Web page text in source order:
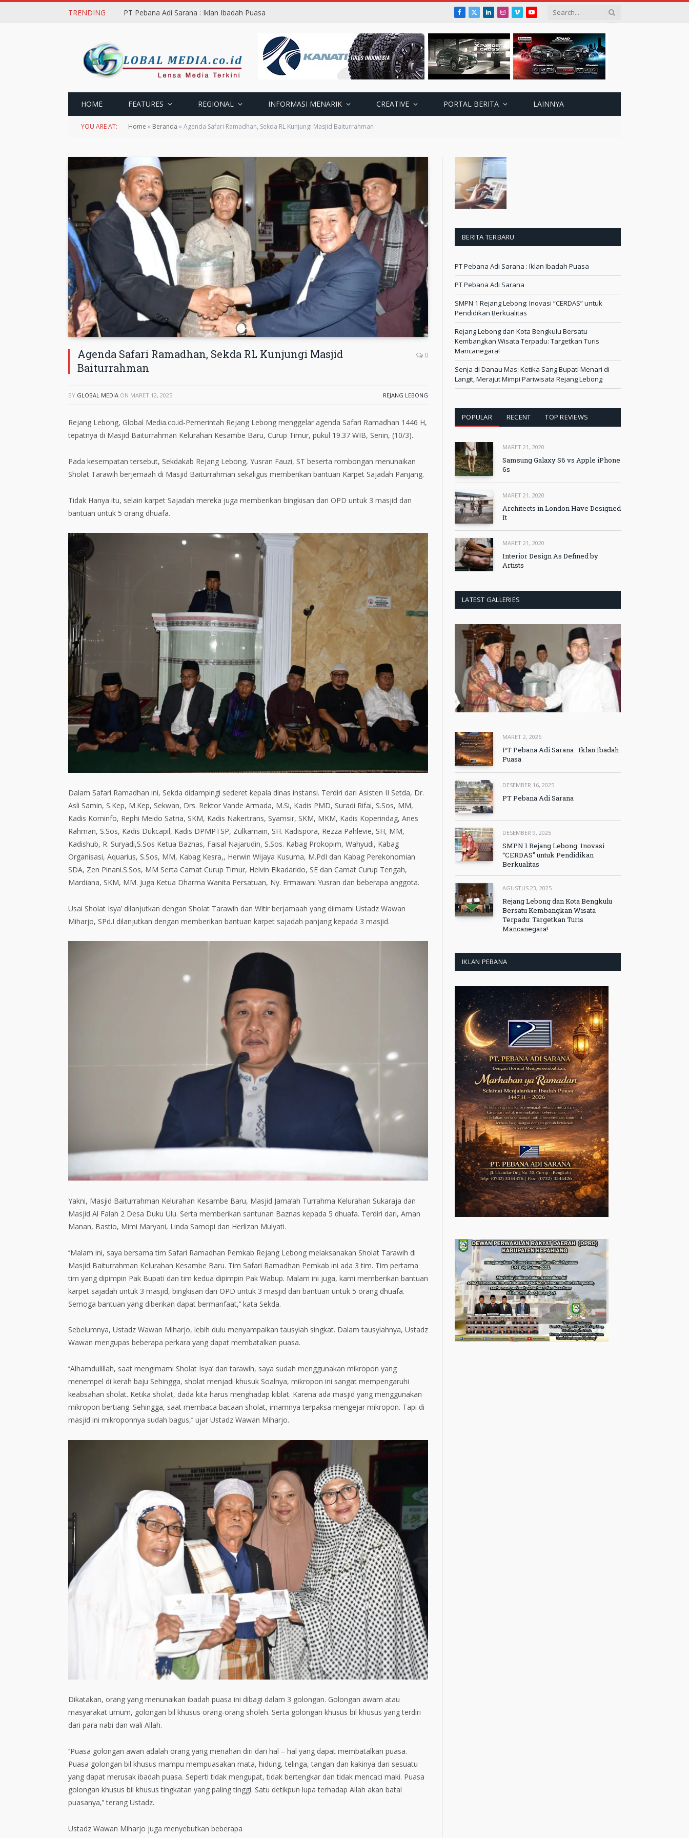
TRENDING PT Pebana Adi Sarana : Iklan Ibadah Puasa Facebook
X
LinkedInInstagram
VimeoYouTube
HOME FEATURES REGIONAL INFORMASI MENARIK CREATIVE PORTAL BERITA LAINNYA
YOU ARE AT: Home » Beranda »Agenda Safari Ramadhan, Sekda RL Kunjungi Masjid Baiturrahman
Agenda Safari Ramadhan, Sekda RL Kunjungi Masjid
Baiturrahman
0
BY GLOBAL MEDIA ON MARET 12, 2025 REJANG LEBONG
Rejang Lebong, Global Media.co.id-Pemerintah Rejang Lebong menggelar agenda Safari Ramadhan 1446 H,
tepatnya di Masjid Baiturrahman Kelurahan Kesambe Baru, Curup Timur, pukul 19.37 WIB, Senin, (10/3).
Pada kesempatan tersebut, Sekdakab Rejang Lebong, Yusran Fauzi, ST beserta rombongan menunaikan
Sholat Tarawih berjemaah di Masjid Baiturrahman sekaligus memberikan bantuan Karpet Sajadah Panjang.
Tidak Hanya itu, selain karpet Sajadah mereka juga memberikan bingkisan dari OPD untuk 3 masjid dan
bantuan untuk 5 orang dhuafa.
Dalam Safari Ramadhan ini, Sekda didampingi sederet kepala dinas instansi. Terdiri dari Asisten II Setda, Dr.
Asli Samin, S.Kep, M.Kep, Sekwan, Drs. Rektor Vande Armada, M.Si, Kadis PMD, Suradi Rifai, S.Sos, MM,
Kadis Kominfo, Rephi Meido Satria, SKM, Kadis Nakertrans, Syamsir, SKM, MKM, Kadis Koperindag, Anes
Rahman, S.Sos, Kadis Dukcapil, Kadis DPMPTSP, Zulkarnain, SH. Kadispora, Rezza Pahlevie, SH, MM,
Kadishub, R. Suryadi,S.Sos Ketua Baznas, Faisal Najarudin, S.Sos. Kabag Prokopim, Wahyudi, Kabag
Organisasi, Aquarius, S.Sos, MM, Kabag Kesra,, Herwin Wijaya Kusuma, M.PdI dan Kabag Perekonomian
SDA, Zen Pinani.S.Sos, MM Serta Camat Curup Timur, Helvin Elkadarido, SE dan Camat Curup Tengah,
Mardiana, SKM, MM. Juga Ketua Dharma Wanita Persatuan, Ny. Ermawani Yusran dan beberapa anggota.
Usai Sholat Isya’ dilanjutkan dengan Sholat Tarawih dan Witir berjamaah yang diimami Ustadz Wawan
Miharjo, SPd.I dilanjutkan dengan memberikan bantuan karpet sajadah panjang kepada 3 masjid.
Yakni, Masjid Baiturrahman Kelurahan Kesambe Baru, Masjid Jama’ah Turrahma Kelurahan Sukaraja dan
Masjid Al Falah 2 Desa Duku Ulu. Serta memberikan santunan Baznas kepada 5 dhuafa. Terdiri dari, Aman
Manan, Bastio, Mimi Maryani, Linda Sarnopi dan Herlizan Mulyati.
‘’Malam ini, saya bersama tim Safari Ramadhan Pemkab Rejang Lebong melaksanakan Sholat Tarawih di
Masjid Baiturrahman Kelurahan Kesambe Baru. Tim Safari Ramadhan Pemkab ini ada 3 tim. Tim pertama
tim yang dipimpin Pak Bupati dan tim kedua dipimpin Pak Wabup. Malam ini juga, kami memberikan bantuan
karpet sajadah untuk 3 masjid, bingkisan dari OPD untuk 3 masjid dan bantuan untuk 5 orang dhuafa.
Semoga bantuan yang diberikan dapat bermanfaat,’’ kata Sekda.
Sebelumnya, Ustadz Wawan Miharjo, lebih dulu menyampaikan tausyiah singkat. Dalam tausyiahnya, Ustadz
Wawan mengupas beberapa perkara yang dapat membatalkan puasa.
‘’Alhamdulillah, saat mengimami Sholat Isya’ dan tarawih, saya sudah menggunakan mikropon yang
menempel di kerah baju Sehingga, sholat menjadi khusuk Soalnya, mikropon ini sangat mempengaruhi
keabsahan sholat. Ketika sholat, dada kita harus menghadap kiblat. Karena ada masjid yang menggunakan
mikropon bertiang. Sehingga, saat membaca bacaan sholat, imamnya terpaksa mengejar mikropon. Tapi di
masjid ini mikroponnya sudah bagus,’’ ujar Ustadz Wawan Miharjo.
Dikatakan, orang yang menunaikan ibadah puasa ini dibagi dalam 3 golongan. Golongan awam atau
masyarakat umum, golongan bil khusus orang-orang sholeh. Serta golongan khusus bil khusus yang terdiri
dari para nabi dan wali Allah.
‘’Puasa golongan awan adalah orang yang menahan diri dari hal – hal yang dapat membatalkan puasa.
Puasa golongan bil khusus mampu mempuasakan mata, hidung, telinga, tangan dan kakinya dari sesuatu
yang dapat merusak ibadah puasa. Seperti tidak mengupat, tidak bertengkar dan tidak mencaci maki. Puasa
golongan khusus bil khusus tingkatan yang paling tinggi. Satu detikpun lupa terhadap Allah akan batal
puasanya,’’ terang Ustadz.
Ustadz Wawan Miharjo juga menyebutkan beberapa
BERITA TERBARU
PT Pebana Adi Sarana : Iklan Ibadah Puasa
PT Pebana Adi Sarana
SMPN 1 Rejang Lebong: Inovasi “CERDAS” untuk
Pendidikan Berkualitas
Rejang Lebong dan Kota Bengkulu Bersatu
Kembangkan Wisata Terpadu: Targetkan Turis
Mancanegara!
Senja di Danau Mas: Ketika Sang Bupati Menari di
Langit, Merajut Mimpi Pariwisata Rejang Lebong
POPULAR RECENT TOP REVIEWS
MARET 21, 2020
Samsung Galaxy S6 vs Apple iPhone
6s
MARET 21, 2020
Architects in London Have Designed
It
MARET 21, 2020
Interior Design As Defined by
Artists
LATEST GALLERIES
MARET 2, 2026
PT Pebana Adi Sarana : Iklan Ibadah
Puasa
DESEMBER 16, 2025
PT Pebana Adi Sarana
DESEMBER 9, 2025
SMPN 1 Rejang Lebong: Inovasi
“CERDAS” untuk Pendidikan
Berkualitas
AGUSTUS 23, 2025
Rejang Lebong dan Kota Bengkulu
Bersatu Kembangkan Wisata
Terpadu: Targetkan Turis
Mancanegara!
IKLAN PEBANA